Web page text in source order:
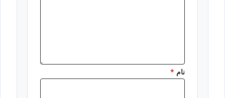
نام*